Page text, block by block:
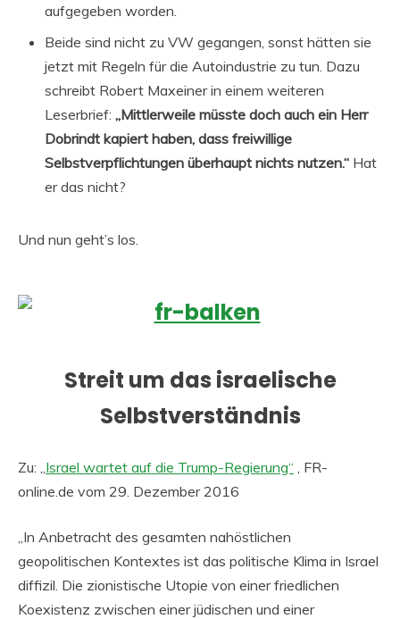
aufgegeben worden.
Beide sind nicht zu VW gegangen, sonst hätten sie
jetzt mit Regeln für die Autoindustrie zu tun. Dazu
schreibt Robert Maxeiner in einem weiteren
Leserbrief: „Mittlerweile müsste doch auch ein Herr
Dobrindt kapiert haben, dass freiwillige
Selbstverpflichtungen überhaupt nichts nutzen.“ Hat
er das nicht?
Und nun geht’s los.
Streit um das israelische
Selbstverständnis
Zu: „Israel wartet auf die Trump-Regierung“ , FR-
online.de vom 29. Dezember 2016
„In Anbetracht des gesamten nahöstlichen
geopolitischen Kontextes ist das politische Klima in Israel
diffizil. Die zionistische Utopie von einer friedlichen
Koexistenz zwischen einer jüdischen und einer